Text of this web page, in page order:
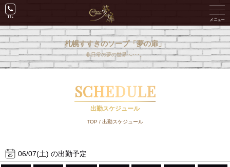
札幌すすきのソープ「夢の扉」
非日常の夢の世界へ･･･。
SCHEDULE
出勤スケジュール
TOP / 出勤スケジュール
06/07(土) の出勤予定